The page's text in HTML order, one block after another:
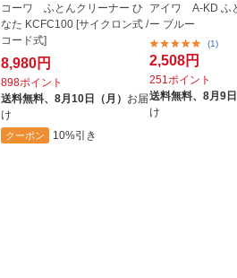
コーワ ふとんクリーナー ひ
なた KCFC100 [サイクロン式 /
コード式]
8,980円
898ポイント
送料無料、 8月10日（月） お届
け
クーポン 10%引き
アイワ A-KD ふ
ー ブルー
(1)
2,508円
251ポイント
送料無料、8月9日
け